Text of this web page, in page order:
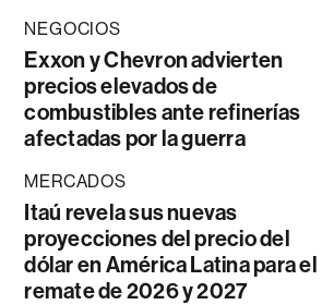
NEGOCIOS
Exxon y Chevron advierten
precios elevados de
combustibles ante refinerías
afectadas por la guerra
MERCADOS
Itaú revela sus nuevas
proyecciones del precio del
dólar en América Latina para el
remate de 2026 y 2027